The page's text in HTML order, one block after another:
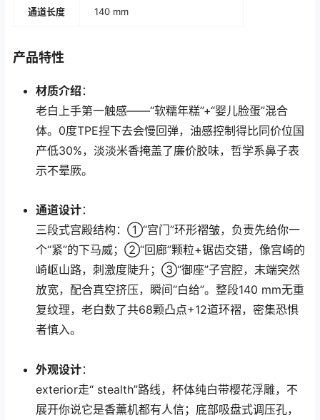
通道长度 140 mm
产品特性
材质介绍 ：
老白上手第一触感——“软糯年糕”+“婴儿脸蛋”混合
体。0度TPE捏下去会慢回弹，油感控制得比同价位国
产低30%，淡淡米香掩盖了廉价胶味，哲学系鼻子表
示不晕厥。
通道设计：
三段式宫殿结构：①“宫门”环形褶皱，负责先给你一
个“紧”的下马威；②“回廊”颗粒+锯齿交错，像宫崎的
崎岖山路，刺激度陡升；③“御座”子宫腔，末端突然
放宽，配合真空挤压，瞬间“白给”。整段140 mm无重
复纹理，老白数了共68颗凸点+12道环褶，密集恐惧
者慎入。
外观设计：
exterior走“ stealth”路线，杯体纯白带樱花浮雕，不
展开你说它是香薰机都有人信；底部吸盘式调压孔，